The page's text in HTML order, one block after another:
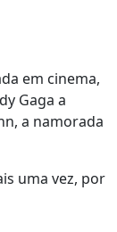
em cinema,
Gaga a
a namorada
uma vez, por